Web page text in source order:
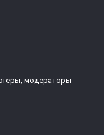
модераторы